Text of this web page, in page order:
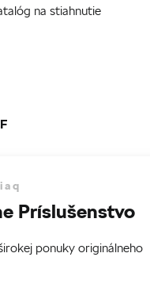
na stiahnutie
Príslušenstvo
ponuky originálneho